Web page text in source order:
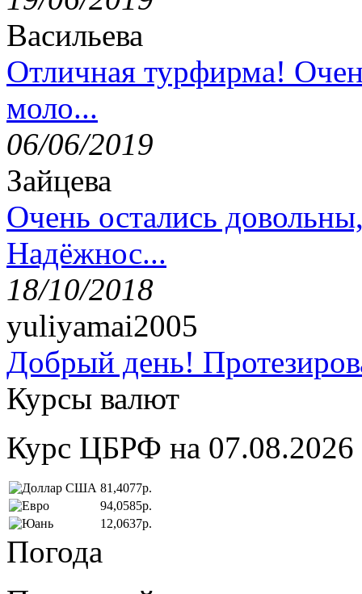
Васильева
Отличная турфирма!
моло...
06/06/2019
Зайцева
Очень остались
Надёжнос...
18/10/2018
yuliyamai2005
Добрый день!
Курсы валют
Курс ЦБРФ на 07.08.2026
81,4077р.
94,0585р.
12,0637р.
Погода